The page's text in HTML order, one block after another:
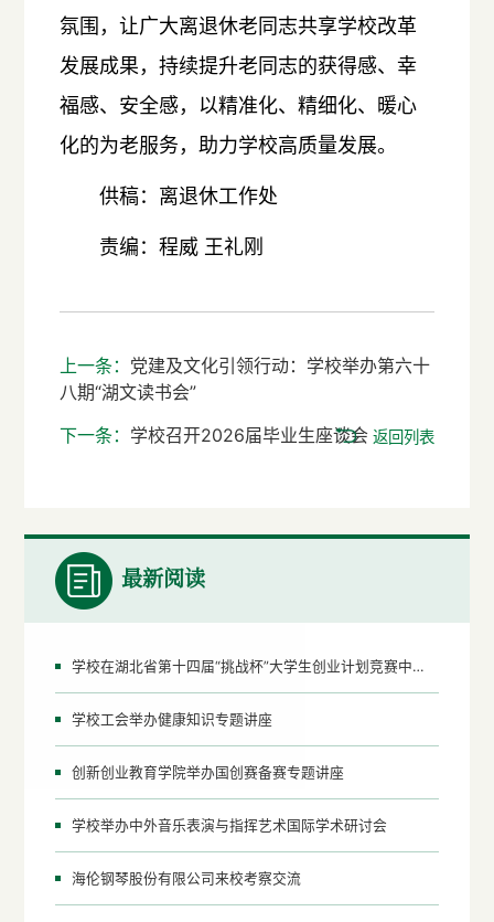
氛围，让广大离退休老同志共享学校改革
发展成果，持续提升老同志的获得感、幸
福感、安全感，以精准化、精细化、暖心
化的为老服务，助力学校高质量发展。
供稿：离退休工作处
责编：程威 王礼刚
上一条： 党建及文化引领行动：学校举办第六十
八期“湖文读书会”
下一条： 学校召开2026届毕业生座谈会 返回列表
最新阅读
学校在湖北省第十四届“挑战杯”大学生创业计划竞赛中取得优异成绩
‌学校工会举办健康知识专题讲座‌
创新创业教育学院举办国创赛备赛专题讲座
学校举办中外音乐表演与指挥艺术国际学术研讨会
海伦钢琴股份有限公司来校考察交流